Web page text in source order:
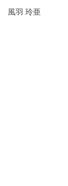
風羽 玲亜